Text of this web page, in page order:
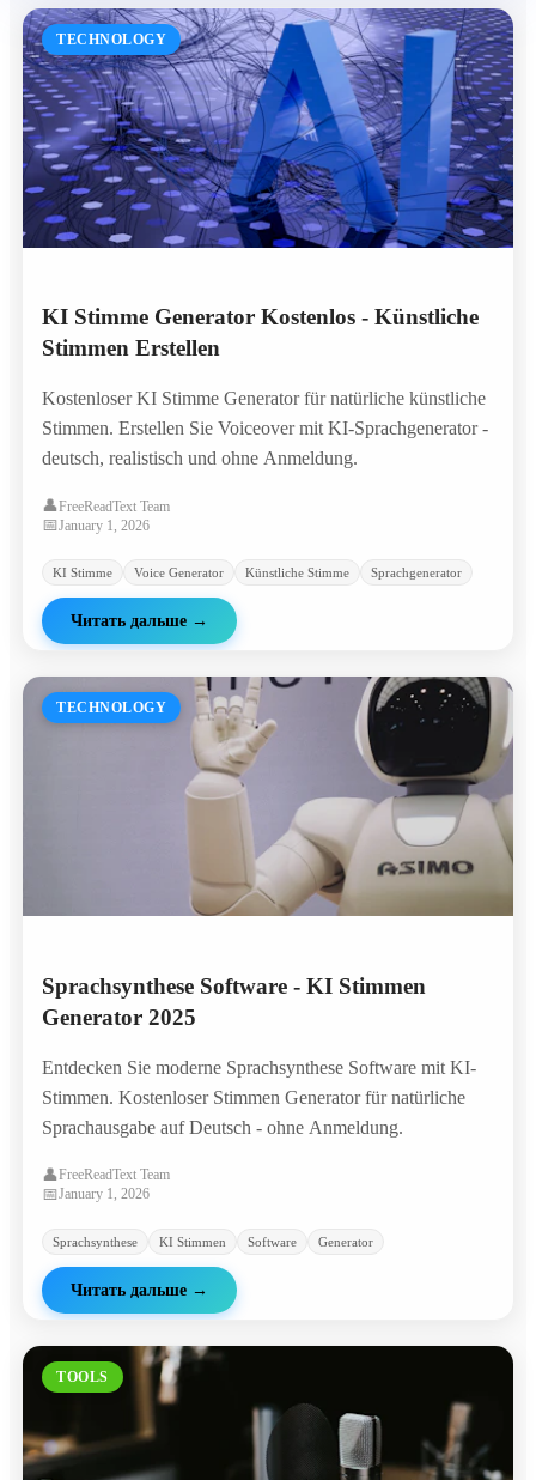
TECHNOLOGY
KI Stimme Generator Kostenlos - Künstliche
Stimmen Erstellen
Kostenloser KI Stimme Generator für natürliche künstliche
Stimmen. Erstellen Sie Voiceover mit KI-Sprachgenerator -
deutsch, realistisch und ohne Anmeldung.
👤FreeReadText Team
📅January 1, 2026
KI Stimme Voice Generator Künstliche Stimme Sprachgenerator
Читать дальше →
TECHNOLOGY
Sprachsynthese Software - KI Stimmen
Generator 2025
Entdecken Sie moderne Sprachsynthese Software mit KI-
Stimmen. Kostenloser Stimmen Generator für natürliche
Sprachausgabe auf Deutsch - ohne Anmeldung.
👤FreeReadText Team
📅January 1, 2026
Sprachsynthese KI Stimmen Software Generator
Читать дальше →
TOOLS